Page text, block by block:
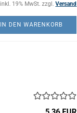
inkl. 19% MwSt. zzgl.Versand
IN DEN WARENKORB